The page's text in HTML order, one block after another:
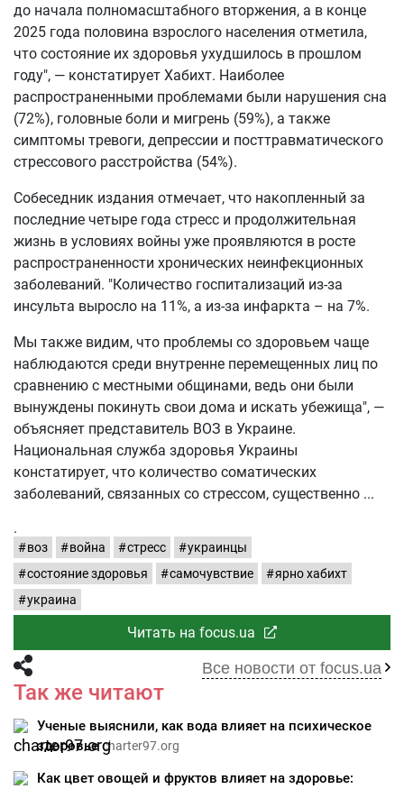
до начала полномасштабного вторжения, а в конце
2025 года половина взрослого населения отметила,
что состояние их здоровья ухудшилось в прошлом
году", — констатирует Хабихт. Наиболее
распространенными проблемами были нарушения сна
(72%), головные боли и мигрень (59%), а также
симптомы тревоги, депрессии и посттравматического
стрессового расстройства (54%).
Собеседник издания отмечает, что накопленный за
последние четыре года стресс и продолжительная
жизнь в условиях войны уже проявляются в росте
распространенности хронических неинфекционных
заболеваний. "Количество госпитализаций из-за
инсульта выросло на 11%, а из-за инфаркта – на 7%.
Мы также видим, что проблемы со здоровьем чаще
наблюдаются среди внутренне перемещенных лиц по
сравнению с местными общинами, ведь они были
вынуждены покинуть свои дома и искать убежища", —
объясняет представитель ВОЗ в Украине.
Национальная служба здоровья Украины
констатирует, что количество соматических
заболеваний, связанных со стрессом, существенно
.
воз война стресс
украинцы
состояние здоровья
самочувствие
ярно хабихт
украина
Читать на focus.ua
Все новости от focus.ua
Так же читают
Ученые выяснили, как вода влияет на психическое
здоровьеcharter97.org
Как цвет овощей и фруктов влияет на здоровье: